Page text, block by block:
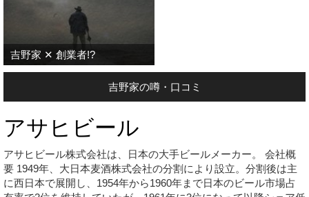
吉野家 ✕ 創業者!?
吉野家の噂・口コミ
アサヒビール
アサヒビール株式会社は、日本の大手ビールメーカー。 会社概
要 1949年、大日本麦酒株式会社の分割により設立。分割後は主
に西日本で展開し、1954年から1960年まで日本のビール市場占